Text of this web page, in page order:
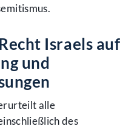
Israels auf
und
alle
des